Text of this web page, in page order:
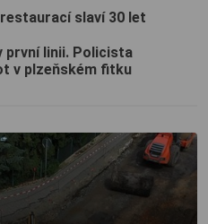
slaví 30 let
první linii. Policista
v plzeňském fitku